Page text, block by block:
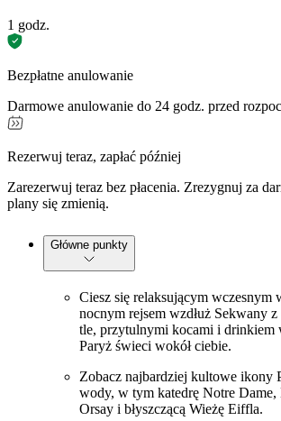
1 godz.
Bezpłatne anulowanie
Darmowe anulowanie do 24 godz. przed
Rezerwuj teraz, zapłać później
Zarezerwuj teraz bez płacenia. Zrezygnuj za
plany się zmienią.
Główne punkty
Ciesz się relaksującym wczesnym
nocnym rejsem wzdłuż Sekwany
tle, przytulnymi kocami i drinkiem
Paryż świeci wokół ciebie.
Zobacz najbardziej kultowe ikony
wody, w tym katedrę Notre
Orsay i błyszczącą Wieżę Eiffla.